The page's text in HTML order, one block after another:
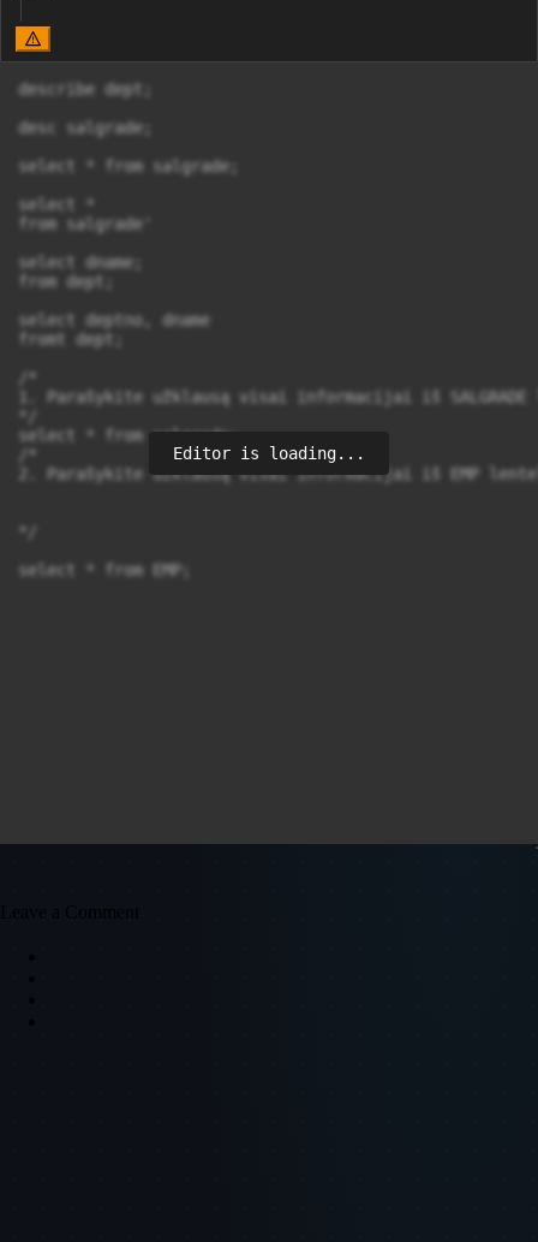
describe dept;
desc salgrade;
select * from salgrade;
select *
from salgrade'
select dname;
from dept;
select deptno, dname
fromt dept;
/*
1. Parašykite užklausą visai informacijai iš
*/
select * from salgrade;
/*
2. Parašykite užklausą visai informacijai iš EMP
*/
Editor is loading...